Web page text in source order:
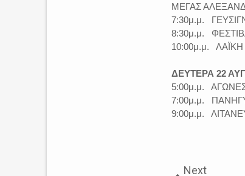
ΜΕΓΑΣ
7:30μ.μ.
8:30μ.μ.
10:00μ.μ.
ΔΕΥΤΕΡΑ 22
5:00μ.μ.
7:00μ.μ.
9:00μ.μ.
Next